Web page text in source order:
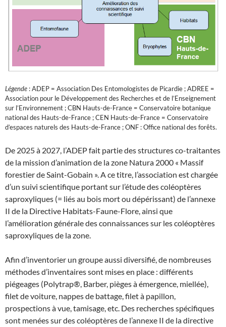
Légende : ADEP = Association Des Entomologistes de Picardie ; ADREE =
Association pour le Développement des Recherches et de l’Enseignement
sur l’Environnement ; CBN Hauts-de-France = Conservatoire botanique
national des Hauts-de-France ; CEN Hauts-de-France = Conservatoire
d’espaces naturels des Hauts-de-France ; ONF : Office national des forêts.
De 2025 à 2027, l’ADEP fait partie des structures co-traitantes
de la mission d’animation de la zone Natura 2000 « Massif
forestier de Saint-Gobain ». A ce titre, l’association est chargée
d’un suivi scientifique portant sur l’étude des coléoptères
saproxyliques (= liés au bois mort ou dépérissant) de l’annexe
II de la Directive Habitats-Faune-Flore, ainsi que
l’amélioration générale des connaissances sur les coléoptères
saproxyliques de la zone.
Afin d’inventorier un groupe aussi diversifié, de nombreuses
méthodes d’inventaires sont mises en place : différents
piégeages (Polytrap®, Barber, pièges à émergence, miellée),
filet de voiture, nappes de battage, filet à papillon,
prospections à vue, tamisage, etc. Des recherches spécifiques
sont menées sur des coléoptères de l’annexe II de la directive